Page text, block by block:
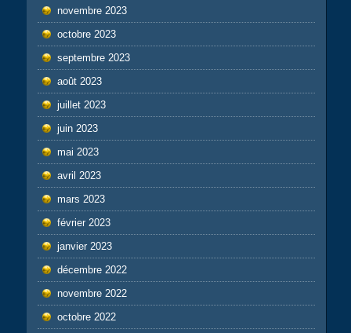
novembre 2023
octobre 2023
septembre 2023
août 2023
juillet 2023
juin 2023
mai 2023
avril 2023
mars 2023
février 2023
janvier 2023
décembre 2022
novembre 2022
octobre 2022